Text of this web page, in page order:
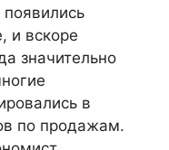
и вскоре
значительно
в
по продажам.